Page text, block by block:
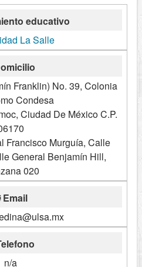
educativo
La Salle
Franklin) No. 39, Colonia
Condesa
Ciudad De México C.P.
Francisco Murguía, Calle
General Benjamín Hill,
020
Email
n/a